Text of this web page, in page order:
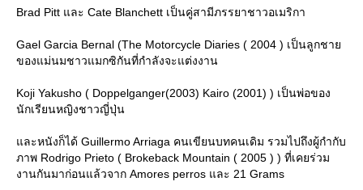
Brad Pitt และ Cate Blanchett เป็นคู่สามีภรรยาชาวอเมริกา
Gael Garcia Bernal (The Motorcycle Diaries ( 2004 ) เป็นลูกชา
ของแม่นมชาวแมกซิกันที่กำลังจะแต่งงาน
Koji Yakusho ( Doppelganger(2003) Kairo (2001) ) เป็นพ่อของ
นักเรียนหญิงชาวญี่ปุ่น
ละหนังก็ได้ Guillermo Arriaga คนเขียนบทคนเดิม รวมไปถึงผู้กำกับ
ภาพ Rodrigo Prieto ( Brokeback Mountain ( 2005 ) ) ที่เคยร่วม
งานกันมาก่อนแล้วจาก Amores perros และ 21 Grams